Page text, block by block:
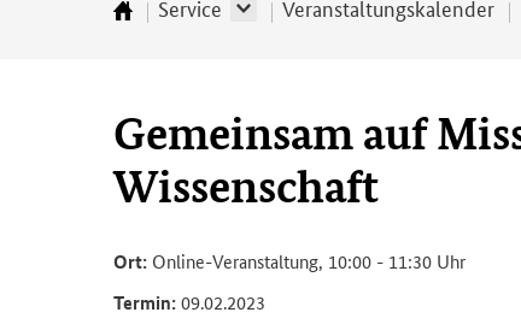
Startseite
Service Veranstaltungskalender
Gemeinsam auf
Wissenschaft
Ort: Online-Veranstaltung, 10:00 - 11:30 Uhr
Termin:09.02.2023